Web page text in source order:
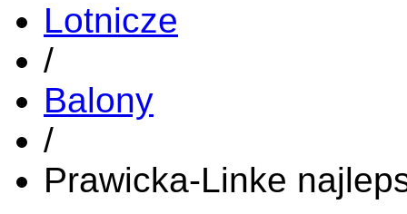
Lotnicze
/
Balony
/
Prawicka-Linke